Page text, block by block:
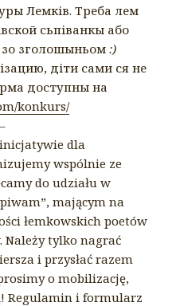
Лемків. Треба лем
сьпіванкы або
зо зголошыньом:)
діти сами ся не
доступны на
konkurs/
dla
wspólnie ze
do udziału w
mającym na
łemkowskich poetów
tylko nagrać
i przysłać razem
o mobilizację,
Regulamin i formularz